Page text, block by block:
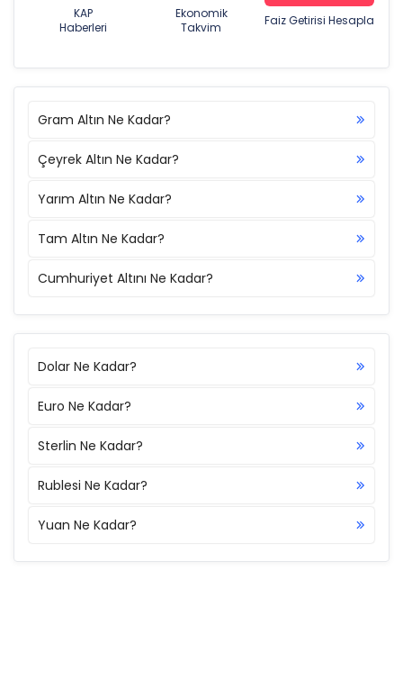
KAP
Haberleri
Ekonomik
Takvim
Faiz Getirisi Hesapla
Gram Altın Ne Kadar?
Çeyrek Altın Ne Kadar?
Yarım Altın Ne Kadar?
Tam Altın Ne Kadar?
Cumhuriyet Altını Ne Kadar?
Dolar Ne Kadar?
Euro Ne Kadar?
Sterlin Ne Kadar?
Rublesi Ne Kadar?
Yuan Ne Kadar?